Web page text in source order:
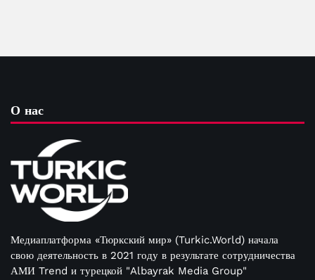
О нас
Медиаплатформа «Тюркский мир» (Turkic.World) начала
свою деятельность в 2021 году в результате сотрудничества
АМИ Trend и турецкой "Albayrak Media Group"